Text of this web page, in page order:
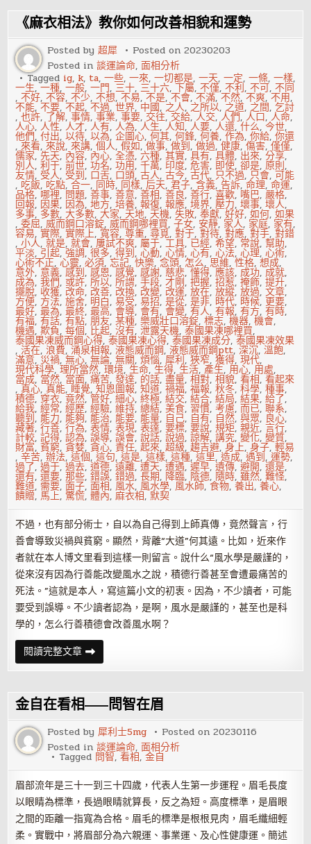
相
——
哪
些
人
天
生
有
福
氣
《麻衣相法》教你如何改善相貌和運勢
Posted by超犀 Posted on20230203
Posted in談運論命,面相分析
Tagged ig, k, ta,一些,一來,一切都是,一天,一定,一條,一樣,
一生,一種,一般,一門, 三十, 三十六,下屬,不僅,不利,不可,不同
,不好,不容,不少,不想,不易,不是,不會,不滿,不然,不爽,不用,
不能,不要,不起,不過,世界, 中國, 之人, 之所以, 之道, 之間,乞討
,也許, 了解,事情,事業,事要, 交往, 交給,人交,人們,人口,人命,
人心,人性,人才,人有,人為,人生,人知,人要,人還,什么,今世,
他們,付出,以待,以為,企圖心,何其,何鋒,何養,作為,你給,你還
,來看,來說,來講,個人,假如,做事,做到,做過,健康,傷害,僅僅,
儒家,先天, 內容, 內心,全憑,六種,其實,具有,具體, 出來,分享,
別人,利于,前世,功名,功用,千萬, 印度,危害, 即使,卻是,原則,
友情, 受人, 受到, 口舌, 口頭,古人,古今,古代, 只不過, 只會,可能
, 吃飯, 吃點,合一, 同時, 同樣,后天,君子,含義,告訴,命理,命運,
品格, 哪裡, 問題,善事,善意,善相,善良,善行,喜歡, 嘴巴,嚴格,
回報, 因果, 因為,地方,培養,報復,報應,境界,壓力,壞事,壞人,
多事, 多數,大多數,大家, 天地, 天機,失敗,奉獻,好好,如何,如果
,委屈,威而鋼口溶錠,威而鋼哪裡買,子女, 安靜, 家人, 家庭, 家有,
容易,實際,實際上, 寬容,尊重,尋覓,對于,對待,對應,對手,對錯
,小人,就是,就會,屢試不爽,屬于,工具, 已經,希望, 常說,幫助,
平淡, 引起,強調,很多,得到,心動,心情,心有,心法,心理,心術,
心術不正,心靈,必須,忘記,快樂,念頭, 怎么, 思維,性格,想成,
意外, 意義,感到,感恩,感覺,感謝,慈悲,懂得,應該, 成功,成就,
成為,我們, 或許,所以,所謂,手段,才剛,把握,招惹,掩飾,提升,
擺脫, 收獲, 改命, 改善, 改換, 改變, 改運,放在,放縱,放過,文章,
方便, 方法,施舍, 明白,易受,易招,是從,是非, 時代, 時候, 更要,
最好,最為,最終,最高, 會導, 會有, 會變,有人,有報,有方,有時,
有福,有話,有點,朋友,某種,樂威壯口溶錠,標志,機器,機會,
機遇,欺負,每個, 比起,沒有,泄露天機,泰國果凍哪裡買,
泰國果凍威而鋼心得,泰國果凍心得,泰國果凍成分,泰國果凍效果
,活在,浪費,涌泉相報,液態威而鋼,液態威而鋼ptt,深沉,溫飽,
滿意, 災禍,無心,無論,無關,煩惱,犀利,狹窄,獲得,現代,
現代科學,理所當然,環境,生命,生得,生活,產生, 用心, 用處,
當成, 當然, 當面,痛苦,發達, 的話,盡量,相對,相貌,看相,看起來
,真心,真能, 睡覺,知恩圖報,知道,禍福,福報,秋冬,科學,種事,
積德, 穿衣,竟然,管好,細心,終極,結交,結合,結局,結果,給了,
給我,經常,經歷,經驗,維持,總結,美食, 習慣,考慮,而已,聯系,
聽到,能力,能夠,能治, 能要, 能量, 自己, 自有, 自然,與眾, 良心,
藏著,行善,行為,表情,表現,表達,要標,要說,規矩,親近,言行,
計較,記得,認為,誤導,誤會,說話,說過,諒解,講究,變化,變質,
財富,貧窮,貪婪,貪心,責任,起來,超級,趨吉避,身上,身子,輕易
,辛苦,辦法,這個,這句,這是,這樣,這種,這里,造成,遇到,運勢,
過了,過于,過去,道德,遠離,遭天,遭遇,遲早,遺傳,避開,還是,
還有,還要,那些,錯誤,錯過,長期, 降臨, 陰德, 隨時,雖然,難怪,
難道, 需要,面子,面相, 風水, 風水學, 風水師,食物,養出,養心,
饋贈, 馬上,驚慌,體內,麻衣相, 默契
不過，也有部分術士，自以為自己得到上師真傳，竟然聲言，行
善會導致災禍與貧窮。顯然，背離“大道”何其遠。比如，近來作
者就在本人博文里看到這樣一則留言。說什么“風水學是嚴謹的，
從來沒有因為行善能改變風水之說，積德行善甚至會遭最痛苦的
死法。”這就是本人，寫這篇小文的初衷。因為，不少讀者，可能
要受到誤導。不少讀者認為，是啊，風水是嚴謹的，甚至也是科
學的，怎么行善積德會改善風水啊？
閱讀完整文章《麻
衣
相
教
你
如
何
改
善
相
貌
和
勢
金自在看相——問智在眉
Posted by犀利士5mg Posted on20230116
Posted in談運論命,面相分析
Tagged 問智,看相,金自
眉部流年是三十一到三十四歲，代表人生第一步運程。眉毛長度
以眼睛為標準，長過眼睛就算長，反之為短。高度標準，是眉眼
之間的距離一指寬為合格。眉毛的標準是根根見肉，眉毛纖細輕
柔。實戰中，將眉部分為六親運、事業運、及心性健康運。簡述